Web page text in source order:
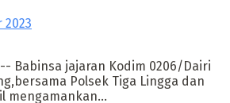
Babinsa jajaran Kodim 0206/Dairi
Polsek Tiga Lingga dan
mengamankan...